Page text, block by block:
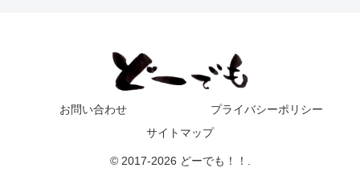
お問い合わせ
プライバシーポリシー
サイトマップ
© 2017-2026 どーでも！！.